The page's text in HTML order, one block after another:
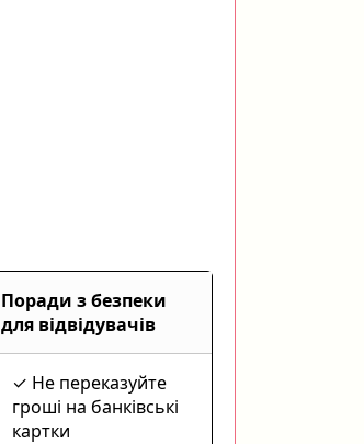
Поради з безпеки
для відвідувачів
Не переказуйте
гроші на банківські
картки